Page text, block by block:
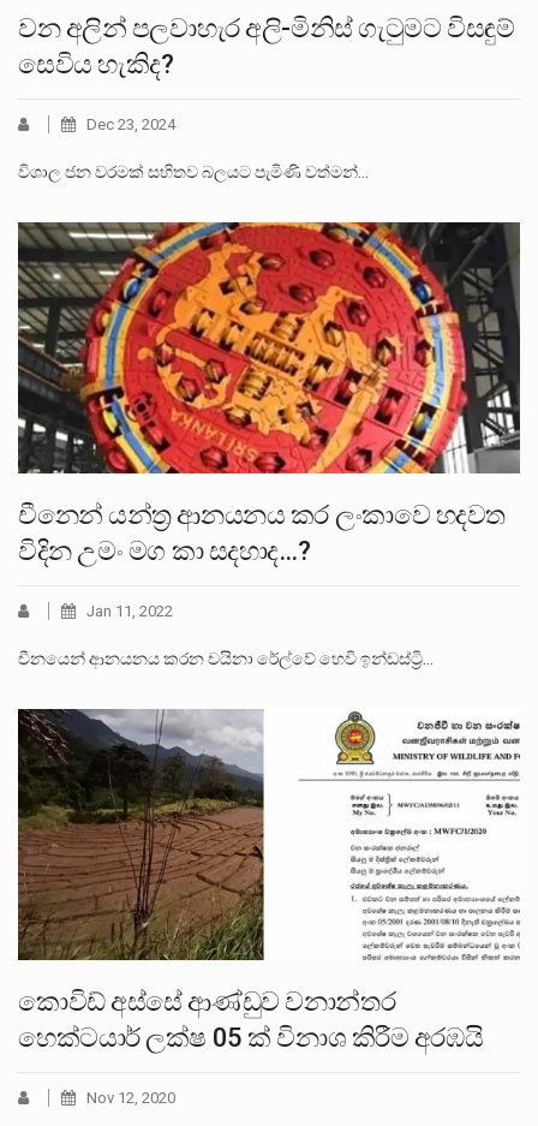
වන අලින් පලවාහැර අලි-මිනිස් ගැටුමට විසඳුම්
සෙවිය හැකිද?
Dec 23, 2024
විශාල ජන වරමක් සහිතව බලයට පැමිණි වත්මන්…
චීනෙන් යන්ත්‍ර ආනයනය කර ලංකාවෙ හදවත
විදින උමං මග කා සදහාද…?
Jan 11, 2022
චීනයෙන් ආනයනය කරන චයිනා රේල්වේ හෙවි ඉන්ඩස්ට්‍රි…
කොවිඩ් අස්සේ ආණ්ඩුව වනාන්තර
හෙක්ටයාර් ලක්ෂ 05 ක් විනාශ කිරීම අරඹයි
Nov 12, 2020